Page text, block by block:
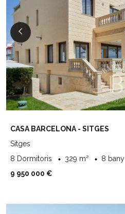
CASA BARCELONA - SITGES
Sitges
8 Dormitoris
329 m²
8 bany
9 950 000 €